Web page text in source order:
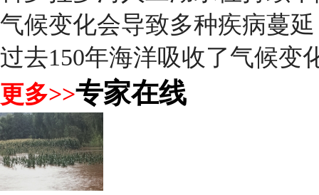
气候变化会导致多种疾病蔓延
过去150年海洋吸收了气候变
更多>>专家在线